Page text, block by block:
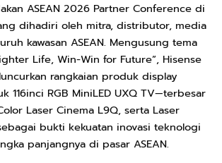
ASEAN 2026 Partner Conference di
dihadiri oleh mitra, distributor, media
kawasan ASEAN. Mengusung tema
Life, Win-Win for Future”, Hisense
rangkaian produk display
116inci RGB MiniLED UXQ TV—terbesar
Laser Cinema L9Q, serta Laser
bukti kekuatan inovasi teknologi
panjangnya di pasar ASEAN.